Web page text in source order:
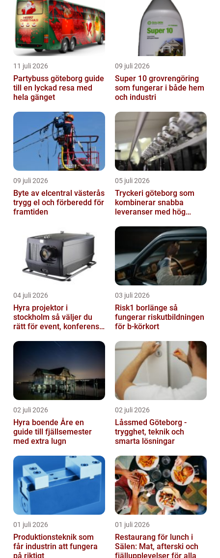
11 juli 2026
Partybuss göteborg guide
till en lyckad resa med
hela gänget
09 juli 2026
Super 10 grovrengöring
som fungerar i både hem
och industri
09 juli 2026
Byte av elcentral västerås
trygg el och förberedd för
framtiden
05 juli 2026
Tryckeri göteborg som
kombinerar snabba
leveranser med hög
04 juli 2026
Hyra projektor i
stockholm så väljer du
rätt för event, konferens
03 juli 2026
Risk1 borlänge så
fungerar riskutbildningen
för b-körkort
02 juli 2026
Hyra boende Åre en
guide till fjällsemester
med extra lugn
02 juli 2026
Låssmed Göteborg -
trygghet, teknik och
smarta lösningar
01 juli 2026
Produktionsteknik som
får industrin att fungera
på riktigt
01 juli 2026
Restaurang för lunch i
Sälen: Mat, afterski och
fjällupplevelser för alla